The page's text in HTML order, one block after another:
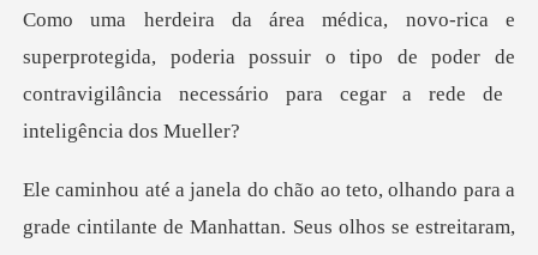
ea médica, novo-rica e
superprotegida, poderia possuir o tipo de poder de
a a
grade cintilante de Manhattan. Seus olhos se estre